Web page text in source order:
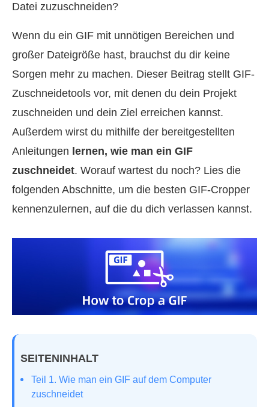
Datei zuzuschneiden?
Wenn du ein GIF mit unnötigen Bereichen und
großer Dateigröße hast, brauchst du dir keine
Sorgen mehr zu machen. Dieser Beitrag stellt GIF-
Zuschneidetools vor, mit denen du dein Projekt
zuschneiden und dein Ziel erreichen kannst.
Außerdem wirst du mithilfe der bereitgestellten
Anleitungen lernen, wie man ein GIF
zuschneidet. Worauf wartest du noch? Lies die
folgenden Abschnitte, um die besten GIF-Cropper
kennenzulernen, auf die du dich verlassen kannst.
SEITENINHALT
Teil 1. Wie man ein GIF auf dem Computer
zuschneidet